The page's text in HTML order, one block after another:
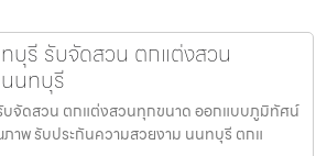
บุรี รับจัดสวน ตกแต่งสวน
นทบุรี
บจัดสวน ตกแต่งสวนทุกขนาด ออกแบบภูมิทัศน์
ภาพ รับประกันความสวยงาม นนทบุรี ตกแ